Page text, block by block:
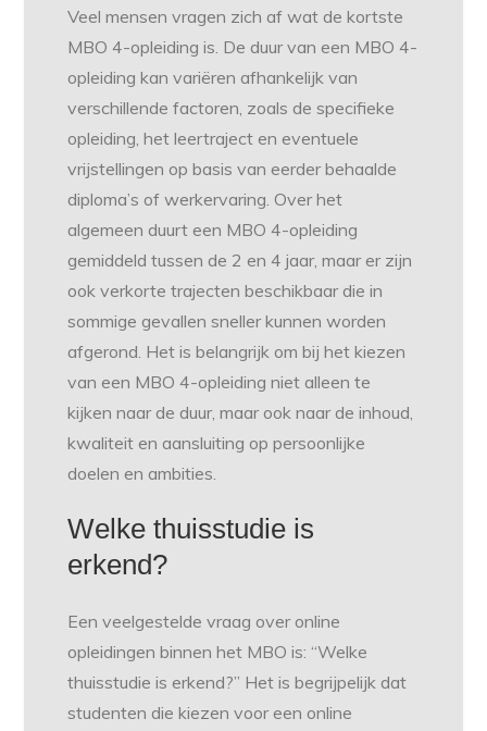
Veel mensen vragen zich af wat de kortste
MBO 4-opleiding is. De duur van een MBO 4-
opleiding kan variëren afhankelijk van
verschillende factoren, zoals de specifieke
opleiding, het leertraject en eventuele
vrijstellingen op basis van eerder behaalde
diploma’s of werkervaring. Over het
algemeen duurt een MBO 4-opleiding
gemiddeld tussen de 2 en 4 jaar, maar er zijn
ook verkorte trajecten beschikbaar die in
sommige gevallen sneller kunnen worden
afgerond. Het is belangrijk om bij het kiezen
van een MBO 4-opleiding niet alleen te
kijken naar de duur, maar ook naar de inhoud,
kwaliteit en aansluiting op persoonlijke
doelen en ambities.
Welke thuisstudie is
erkend?
Een veelgestelde vraag over online
opleidingen binnen het MBO is: “Welke
thuisstudie is erkend?” Het is begrijpelijk dat
studenten die kiezen voor een online